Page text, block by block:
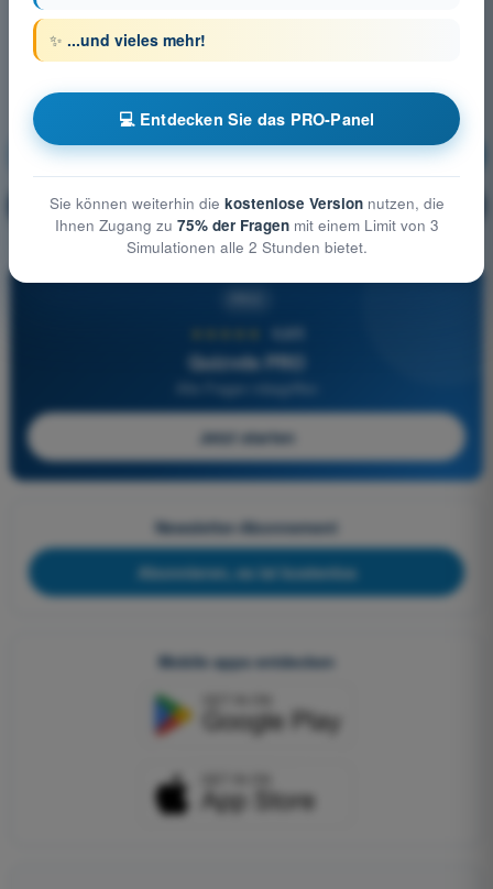
Meteorologie Ausbildung!
🔒 PRO Erläuterung der Frage
4,6/5
Quizvds PRO
Alle Fragen inbegriffen
Jetzt starten
Newsletter-Abonnement
Abonnieren, es ist kostenlos
Mobile apps entdecken
✨ ...und vieles mehr!
💻 Entdecken Sie das PRO-Panel
Sie können weiterhin die kostenlose Versionnutzen, die
Ihnen Zugang zu 75% der Fragenmit einem Limit von 3
Simulationen alle 2 Stunden bietet.